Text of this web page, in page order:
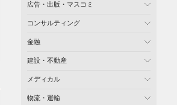
広告・出版・マスコミ
コンサルティング
金融
建設・不動産
メディカル
物流・運輸